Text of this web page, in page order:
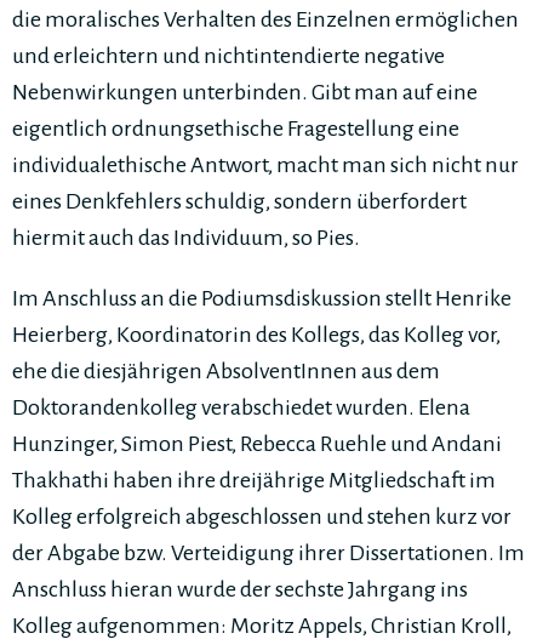
die moralisches Verhalten des Einzelnen ermöglichen
und erleichtern und nichtintendierte negative
Nebenwirkungen unterbinden. Gibt man auf eine
eigentlich ordnungsethische Fragestellung eine
individualethische Antwort, macht man sich nicht nur
eines Denkfehlers schuldig, sondern überfordert
hiermit auch das Individuum, so Pies.
Im Anschluss an die Podiumsdiskussion stellt Henrike
Heierberg, Koordinatorin des Kollegs, das Kolleg vor,
ehe die diesjährigen AbsolventInnen aus dem
Doktorandenkolleg verabschiedet wurden. Elena
Hunzinger, Simon Piest, Rebecca Ruehle und Andani
Thakhathi haben ihre dreijährige Mitgliedschaft im
Kolleg erfolgreich abgeschlossen und stehen kurz vor
der Abgabe bzw. Verteidigung ihrer Dissertationen. Im
Anschluss hieran wurde der sechste Jahrgang ins
Kolleg aufgenommen: Moritz Appels, Christian Kroll,